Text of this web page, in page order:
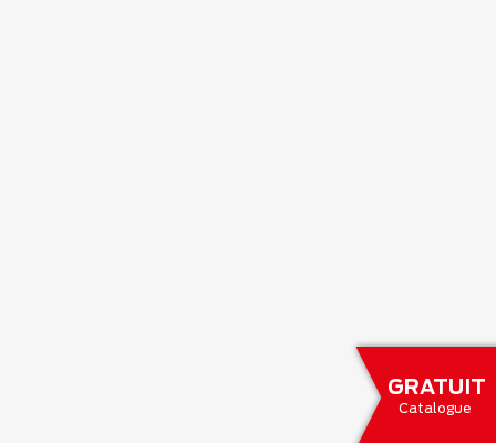
GRATUIT
Catalogue